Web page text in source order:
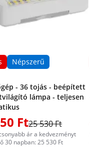
Népszerű
- 36 tojás - beépített
lámpa - teljesen
Ft25 530 Ft
ár a kedvezményt
30 napban: 25 530 Ft